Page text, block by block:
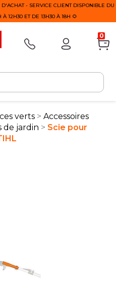
- SERVICE CLIENT DISPONIBLE DU
12H30 ET DE 13H30 À 18H 🌻
0
verts
Accessoires
de jardin
Scie pour